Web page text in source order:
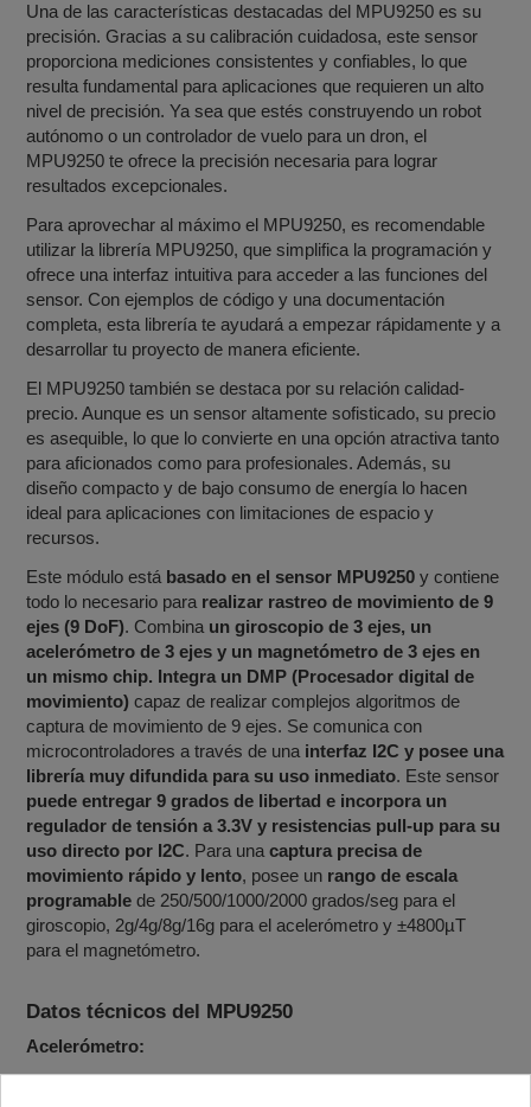
Una de las características destacadas del MPU9250 es su
precisión. Gracias a su calibración cuidadosa, este sensor
proporciona mediciones consistentes y confiables, lo que
resulta fundamental para aplicaciones que requieren un alto
nivel de precisión. Ya sea que estés construyendo un robot
autónomo o un controlador de vuelo para un dron, el
MPU9250 te ofrece la precisión necesaria para lograr
resultados excepcionales.
Para aprovechar al máximo el MPU9250, es recomendable
utilizar la librería MPU9250, que simplifica la programación y
ofrece una interfaz intuitiva para acceder a las funciones del
sensor. Con ejemplos de código y una documentación
completa, esta librería te ayudará a empezar rápidamente y a
desarrollar tu proyecto de manera eficiente.
El MPU9250 también se destaca por su relación calidad-
precio. Aunque es un sensor altamente sofisticado, su precio
es asequible, lo que lo convierte en una opción atractiva tanto
para aficionados como para profesionales. Además, su
diseño compacto y de bajo consumo de energía lo hacen
ideal para aplicaciones con limitaciones de espacio y
recursos.
Este módulo está basado en el sensor MPU9250 y contiene
todo lo necesario para realizar rastreo de movimiento de 9
ejes (9 DoF). Combina un giroscopio de 3 ejes, un
acelerómetro de 3 ejes y un magnetómetro de 3 ejes en
un mismo chip. Integra un DMP (Procesador digital de
movimiento) capaz de realizar complejos algoritmos de
captura de movimiento de 9 ejes. Se comunica con
microcontroladores a través de una interfaz I2C y posee una
librería muy difundida para su uso inmediato. Este sensor
puede entregar 9 grados de libertad e incorpora un
regulador de tensión a 3.3V y resistencias pull-up para su
uso directo por I2C. Para unacaptura precisa de
movimiento rápido y lento, posee un rango de escala
programable de 250/500/1000/2000 grados/seg para el
giroscopio, 2g/4g/8g/16g para el acelerómetro y ±4800µT
para el magnetómetro.
Datos técnicos del MPU9250
Acelerómetro: